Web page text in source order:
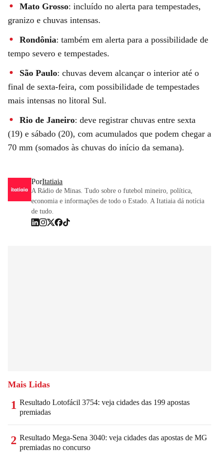
Mato Grosso: incluído no alerta para tempestades,
granizo e chuvas intensas.
Rondônia: também em alerta para a possibilidade de
tempo severo e tempestades.
São Paulo: chuvas devem alcançar o interior até o
final de sexta-feira, com possibilidade de tempestades
mais intensas no litoral Sul.
Rio de Janeiro: deve registrar chuvas entre sexta
(19) e sábado (20), com acumulados que podem chegar a
70 mm (somados às chuvas do início da semana).
PorItatiaia
A Rádio de Minas. Tudo sobre o futebol mineiro, política,
economia e informações de todo o Estado. A Itatiaia dá notícia
de tudo.
Mais Lidas
1 Resultado Lotofácil 3754: veja cidades das 199 apostas
premiadas
2 Resultado Mega-Sena 3040: veja cidades das apostas de MG
premiadas no concurso